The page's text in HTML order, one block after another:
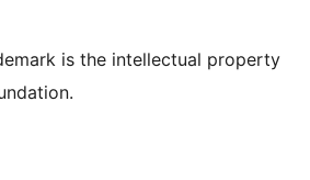
is the intellectual property